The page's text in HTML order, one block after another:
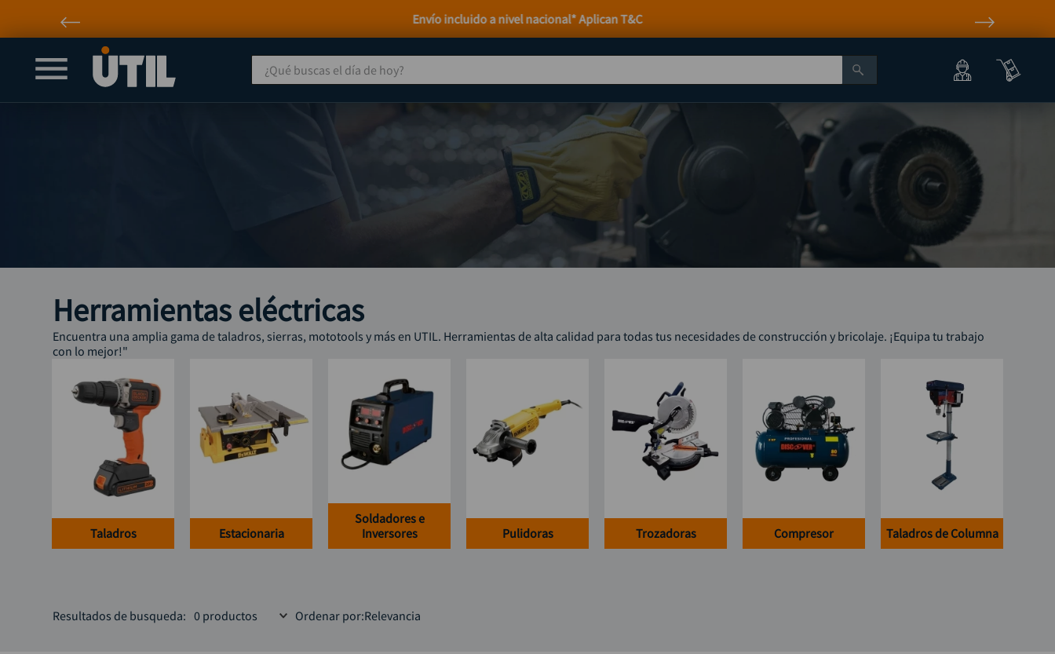
Envío incluido a nivel nacional* Aplican T&C
¿Qué buscas el día de hoy?
Herramientas eléctricas
Encuentra una amplia gama de taladros, sierras, mototools y más en UTIL. Herramientas de alta calidad para todas tus necesidades de construcción y bricolaje. ¡Equipa tu trabajo
con lo mejor!"
Taladros Estacionaria
Soldadores e
Inversores
Pulidoras Trozadoras Compresor Taladros de Columna
Resultados de busqueda: 0 productos Ordenar por Relevancia
TÉRMINOS MÁS BUSCADOS
taladros pulidoras
6. hidrolavadora
10.